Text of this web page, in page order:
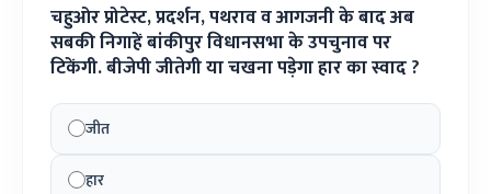
चहुओर प्रोटेस्ट, प्रदर्शन, पथराव व आगजनी के बाद अब
सबकी निगाहें बांकीपुर विधानसभा के उपचुनाव पर
टिकेंगी. बीजेपी जीतेगी या चखना पड़ेगा हार का स्वाद ?
जीत
हार